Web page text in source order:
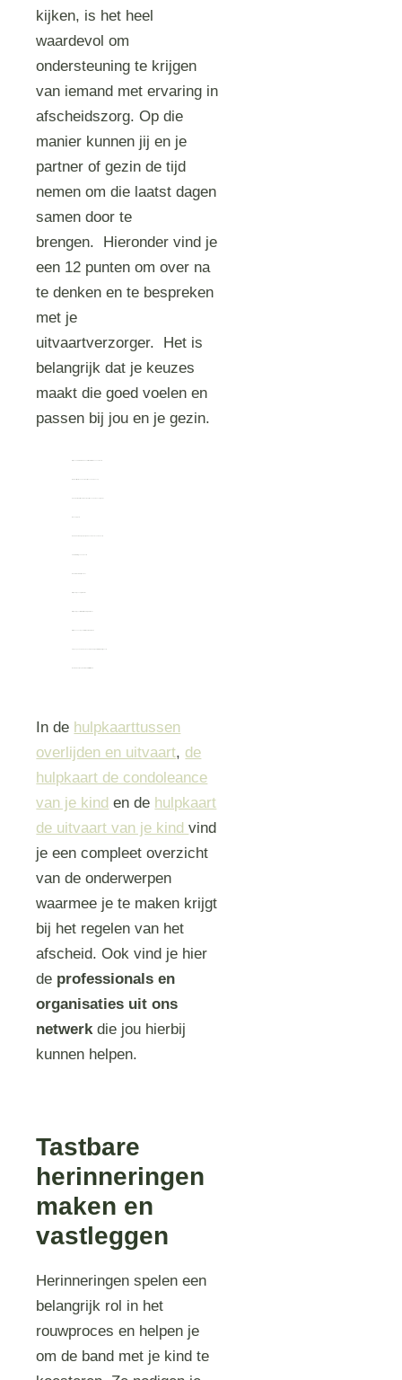
kijken, is het heel
waardevol om
ondersteuning te krijgen
van iemand met ervaring in
afscheidszorg. Op die
manier kunnen jij en je
partner of gezin de tijd
nemen om die laatst dagen
samen door te
brengen. Hieronder vind je
een 12 punten om over na
te denken en te bespreken
met je
uitvaartverzorger. Het is
belangrijk dat je keuzes
maakt die goed voelen en
passen bij jou en je gezin.
In de hulpkaarttussen
overlijden en uitvaart, de
hulpkaart de condoleance
van je kind en de hulpkaart
de uitvaart van je kindvind
je een compleet overzicht
van de onderwerpen
waarmee je te maken krijgt
bij het regelen van het
afscheid. Ook vind je hier
de professionals en
organisaties uit ons
netwerkdie jou hierbij
kunnen helpen.
Tastbare
herinneringen
maken en
vastleggen
Herinneringen spelen een
belangrijk rol in het
rouwproces en helpen je
om de band met je kind te